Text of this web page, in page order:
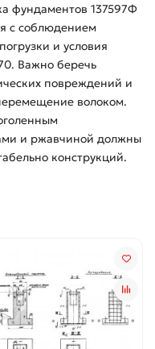
фундаментов 137597Ф
с соблюдением
и условия
Важно беречь
повреждений и
волоком.
и ржавчиной должны
конструкций.